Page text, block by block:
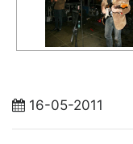
16-05-2011